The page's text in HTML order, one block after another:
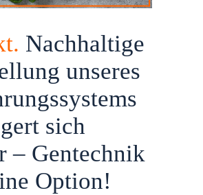
Nachhaltige
unseres
sich
– Gentechnik
Option!